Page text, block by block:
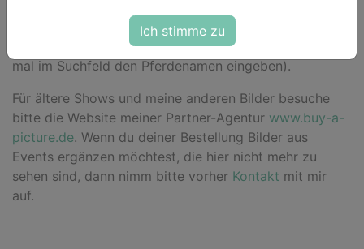
findest du für das aktuelle Event deine
Bilder sortiert nach Pferdenamen (alternativ einfach
mal im Suchfeld den Pferdenamen eingeben).
Für ältere Shows und meine anderen Bilder besuche
bitte die Website meiner Partner-Agentur www.buy-a-
picture.de. Wenn du deiner Bestellung Bilder aus
Events ergänzen möchtest, die hier nicht mehr zu
sehen sind, dann nimm bitte vorher Kontakt mit mir
auf.
Ich stimme zu